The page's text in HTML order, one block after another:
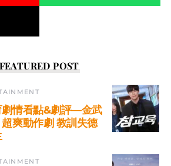
FEATURED POST
劇情看點&劇評—金武
爽動作劇 教訓失德